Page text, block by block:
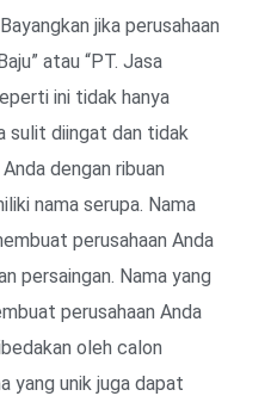
jika perusahaan
atau “PT. Jasa
ini tidak hanya
sulit diingat dan tidak
dengan ribuan
nama serupa. Nama
perusahaan Anda
persaingan. Nama yang
perusahaan Anda
oleh calon
yang unik juga dapat